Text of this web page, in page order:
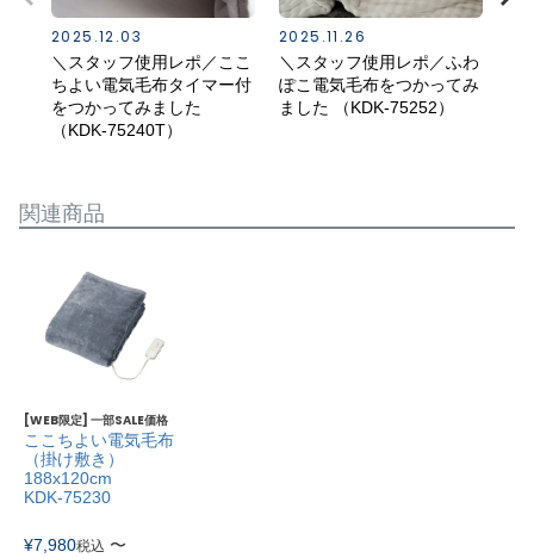
2025.12.03
＼スタッフ使用レポ／ここ
ちよい電気毛布タイマー付
をつかってみました
（KDK-75240T）
2025.11.26
＼スタッフ使用レポ／ふわ
ぽこ電気毛布をつかってみ
ました （KDK-75252）
関連商品
[WEB限定] 一部SALE価格
ここちよい電気毛布
（掛け敷き）
188x120cm
KDK-75230
¥7,980税込 〜